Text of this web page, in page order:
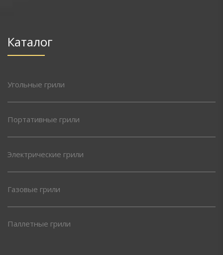
Каталог
Угольные грили
Портативные грили
Электрические грили
Газовые грили
Паллетные грили